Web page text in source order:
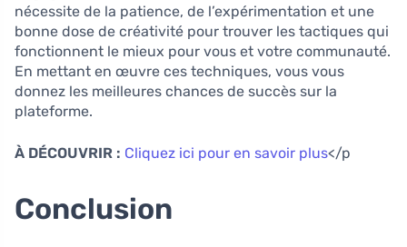
nécessite de la patience, de l’expérimentation et une
bonne dose de créativité pour trouver les tactiques qui
fonctionnent le mieux pour vous et votre communauté.
En mettant en œuvre ces techniques, vous vous
donnez les meilleures chances de succès sur la
plateforme.
À DÉCOUVRIR : Cliquez ici pour en savoir plus</p
Conclusion